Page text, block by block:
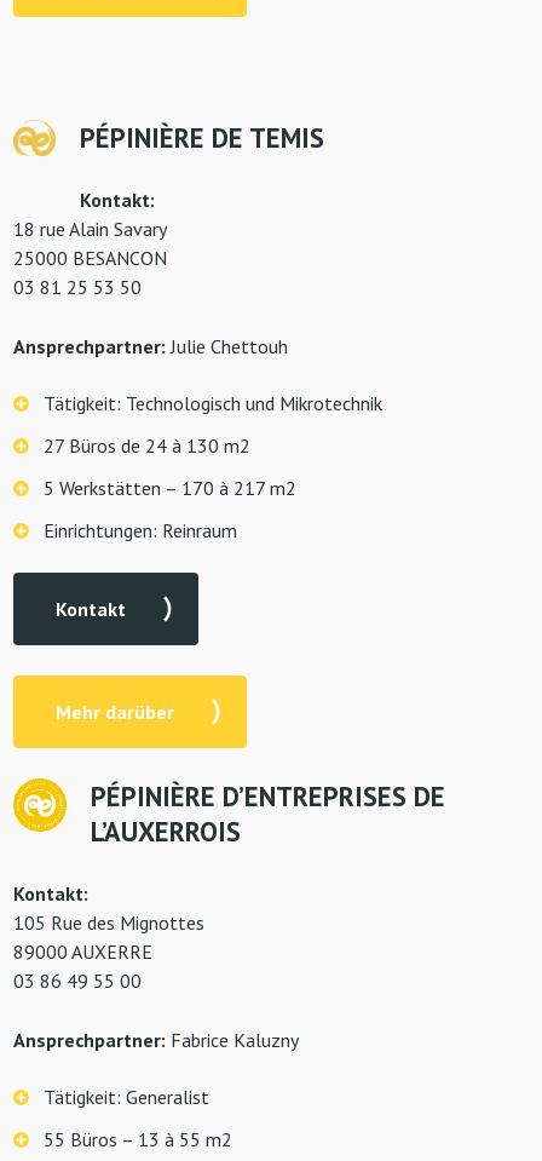
PÉPINIÈRE DE TEMIS
Kontakt:
18 rue Alain Savary
25000 BESANCON
03 81 25 53 50
Ansprechpartner: Julie Chettouh
Tätigkeit: Technologisch und Mikrotechnik
27 Büros de 24 à 130 m2
5 Werkstätten – 170 à 217 m2
Einrichtungen: Reinraum
Kontakt
Mehr darüber
PÉPINIÈRE D’ENTREPRISES DE
L’AUXERROIS
Kontakt:
105 Rue des Mignottes
89000 AUXERRE
03 86 49 55 00
Ansprechpartner: Fabrice Kaluzny
Tätigkeit: Generalist
55 Büros – 13 à 55 m2